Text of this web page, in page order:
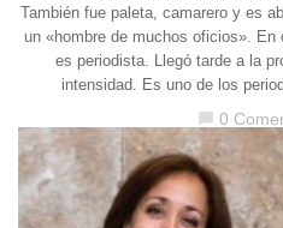
También fue paleta, camarero y es
un «hombre de muchos oficios».
es periodista. Llegó tarde a la
intensidad. Es uno de los
chat_bubble 0